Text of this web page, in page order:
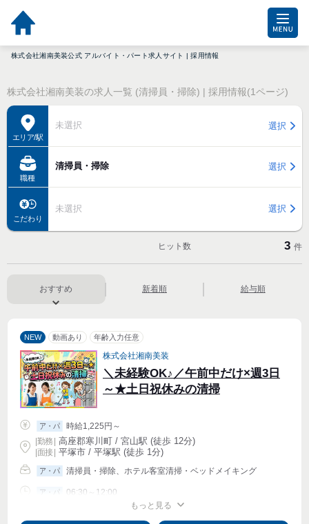
株式会社湘南美装公式 アルバイト・パート求人サイト | 採用情報
株式会社湘南美装の求人一覧 (清掃員・掃除) | 採用情報(1ページ)
エリア/駅
未選択 選択
職種
清掃員・掃除 選択
こだわり
未選択 選択
ヒット数 3 件
おすすめ 新着順 給与順
NEW 動画あり 年齢入力任意
株式会社湘南美装
＼未経験OK♪／午前中だけ×週3日
～★土日祝休みの清掃
ア・パ
時給1,225円～
|勤務 高座郡寒川町 / 宮山駅 (徒歩 12分)
| 面接 | 平塚市 / 平塚駅 (徒歩 1分)
ア・パ 清掃員・掃除、ホテル客室清掃・ベッドメイキング
ア・パ 06:30～12:00
もっと見る